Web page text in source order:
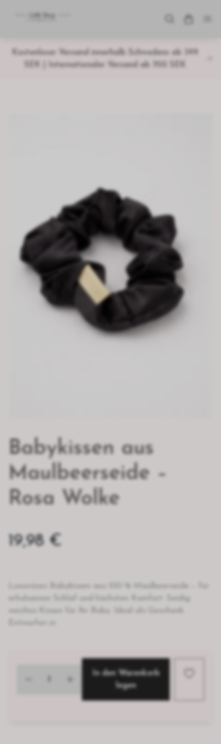
Kostenloser Versand innerhalb Schwedens ab 399
SEK | Internationaler Versand ab 700 SEK
Babykissen aus
Maulbeerseide –
Rosa Wolke
19,98 €
erholsamen Schlaf und höchsten Komfort. Seidig
In den Warenkorb
legen